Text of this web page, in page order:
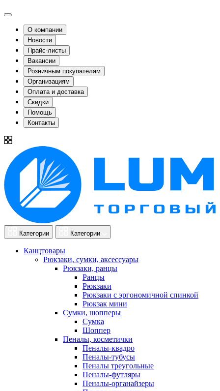
О компании
Новости
Прайс-листы
Вакансии
Розничным покупателям
Организациям
Оплата и доставка
Скидки
Помощь
Контакты
Категории Категории
Канцтовары
Рюкзаки, сумки, аксессуары
Рюкзаки, ранцы
Ранцы
Рюкзаки
Рюкзаки с эргономичной спинкой
Рюкзак мини
Сумки, шопперы
Сумка
Шоппер
Пеналы, косметички
Пеналы-квадро
Пеналы-тубусы
Пеналы треугольные
Пеналы-футляры
Пеналы-органайзеры